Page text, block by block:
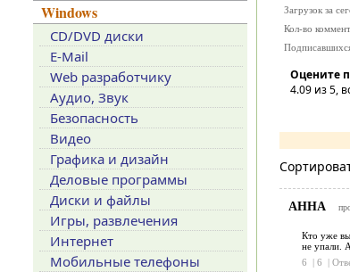
Загрузок за
Кол-во
Оцените
4.09из 5,
АННА
Кто уже
не упали.
6
| 6 |
Windows
CD/DVD диски
E-Mail
Web разработчику
Аудио, Звук
Безопасность
Видео
Графика и дизайн
Деловые программы
Диски и файлы
Игры, развлечения
Интернет
Мобильные телефоны